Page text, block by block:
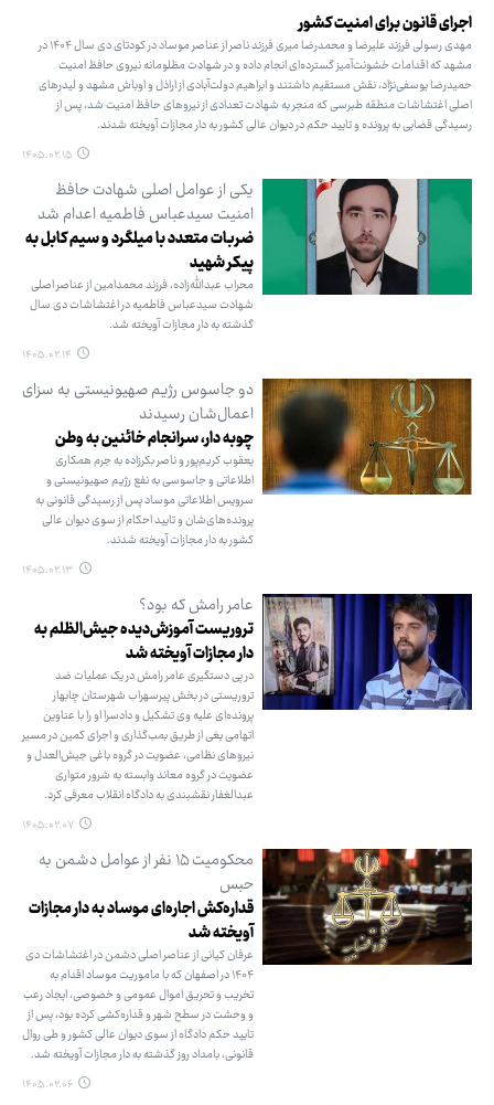
اجرای قانون برای امنیت کشور
مهدی رسولی فرزند علیرضا و محمدرضا میری فرزند ناصر از عناصر موساد در کودتای دی سال ۱۴۰۴ در
مشهد که اقدامات خشونت‌آمیز گسترده‌ای انجام داده و در شهادت مظلومانه نیروی حافظ امنیت
حمیدرضا یوسفی‌نژاد، نقش مستقیم داشتند و ابراهیم دولت‌آبادی از اراذل و اوباش مشهد و لیدرهای
اصلی اغتشاشات منطقه طبرسی که منجر به شهادت تعدادی از نیروهای حافظ امنیت شد، پس از
رسیدگی قضایی به پرونده و تایید حکم در دیوان عالی کشور به دار مجازات آویخته شدند.
۱۴۰۵.۰۲.۱۵
یکی از عوامل اصلی شهادت حافظ
امنیت سیدعباس فاطمیه اعدام شد
ضربات متعدد با میلگرد و سیم کابل به
پیکر شهید
محراب عبدالله‌زاده، فرزند محمدامین از عناصر اصلی
شهادت سیدعباس فاطمیه در اغتشاشات دی سال
گذشته به دار مجازات آویخته شد.
۱۴۰۵.۰۲.۱۴
دو جاسوس رژیم صهیونیستی به سزای
اعمال‌شان رسیدند
چوبه دار، سرانجام خائنین به وطن
یعقوب کریم‌پور و ناصر بکرزاده به جرم همکاری
اطلاعاتی و جاسوسی به نفع رژیم صهیونیستی و
سرویس اطلاعاتی موساد پس از رسیدگی قانونی به
پرونده‌های‌شان و تایید احکام از سوی دیوان عالی
کشور به دار مجازات آویخته شدند.
۱۴۰۵.۰۲.۱۳
عامر رامش که بود؟
تروریست آموزش‌دیده جیش‌الظلم به
دار مجازات آویخته شد
در پی دستگیری عامر رامش در یک عملیات ضد
تروریستی در بخش پیرسهراب شهرستان چابهار
پرونده‌ای علیه وی تشکیل و دادسرا او را با عناوین
اتهامی بغی از طریق بمب‌گذاری و اجرای کمین در مسیر
نیروهای نظامی، عضویت در گروه باغی جیش‌العدل و
عضویت در گروه معاند وابسته به شرور متواری
عبدالغفار نقشبندی به دادگاه انقلاب معرفی کرد.
۱۴۰۵.۰۲.۰۷
محکومیت ۱۵ نفر از عوامل دشمن به
حبس
قداره‌کش اجاره‌ای موساد به دار مجازات
آویخته شد
عرفان کیانی از عناصر اصلی دشمن در اغتشاشات دی
۱۴۰۴ در اصفهان که با ماموریت موساد اقدام به
تخریب و تحریق اموال عمومی و خصوصی، ایجاد رعب
و وحشت در سطح شهر و قداره‌کشی کرده بود، پس از
تایید حکم دادگاه از سوی دیوان عالی کشور و طی روال
قانونی، بامداد روز گذشته به دار مجازات آویخته شد.
۱۴۰۵.۰۲.۰۶